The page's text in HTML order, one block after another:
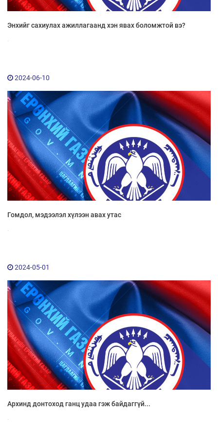
Энхийг сахиулах ажиллагаанд хэн явах боломжтой вэ?
2024-06-10
Гомдол, мэдээлэл хүлээн авах утас
2024-05-01
Архинд донтоход ганц удаа гэж байдаггүй...
.